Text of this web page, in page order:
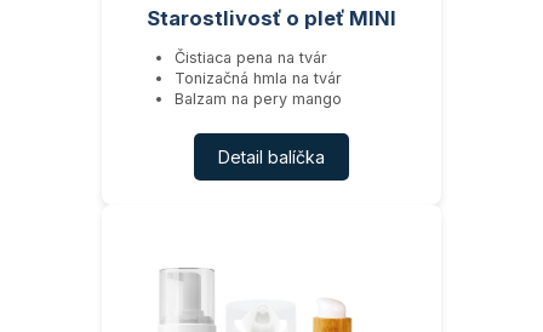
Starostlivosť o pleť MINI
Čistiaca pena na tvár
Tonizačná hmla na tvár
Balzam na pery mango
Detail balíčka